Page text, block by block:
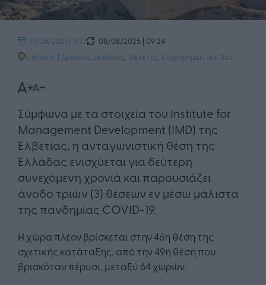
17/06/2021 | 11:27
08/08/2025 | 09:24
Ειδήσεις |Έρευνες, Εκθέσεις, Μελέτες Επιχειρηματικά Νέα
​Σύμφωνα με τα στοιχεία του Institute for
Management Development (IMD) της
Ελβετίας, η ανταγωνιστική θέση της
Ελλάδας ενισχύεται για δεύτερη
συνεχόμενη χρονιά και παρουσιάζει
άνοδο τριών (3) θέσεων εν μέσω μάλιστα
της πανδημίας COVID-19.
Η χώρα πλέον βρίσκεται στην 46η θέση της
σχετικής κατάταξης, από την 49η θέση που
βρισκόταν πέρυσι, μεταξύ 64 χωρών.